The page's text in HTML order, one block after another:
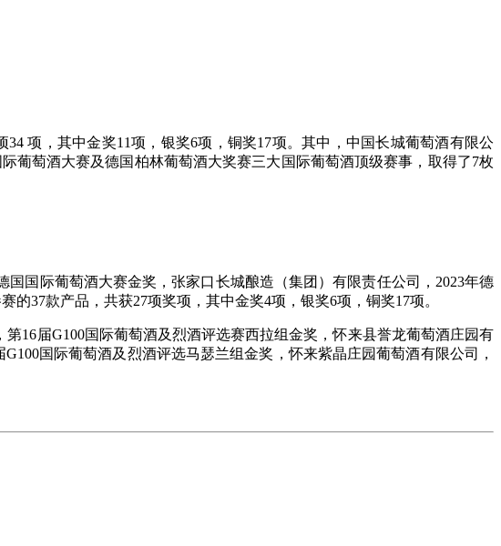
项，其中金奖11项，银奖6项，铜奖17项。其中，中国长城葡萄酒有限公
葡萄酒大赛及德国柏林葡萄酒大奖赛三大国际葡萄酒顶级赛事，取得了7枚
国国际葡萄酒大赛金奖，张家口长城酿造（集团）有限责任公司，2023年德
的37款产品，共获27项奖项，其中金奖4项，银奖6项，铜奖17项。
16届G100国际葡萄酒及烈酒评选赛西拉组金奖，怀来县誉龙葡萄酒庄园有
国际葡萄酒及烈酒评选马瑟兰组金奖，怀来紫晶庄园葡萄酒有限公司，